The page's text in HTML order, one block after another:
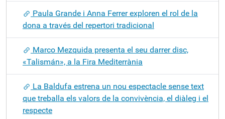
Paula Grande i Anna Ferrer exploren el rol de la
dona a través del repertori tradicional
Marco Mezquida presenta el seu darrer disc,
«Talismán», a la Fira Mediterrània
La Baldufa estrena un nou espectacle sense text
que treballa els valors de la convivència, el diàleg i el
respecte